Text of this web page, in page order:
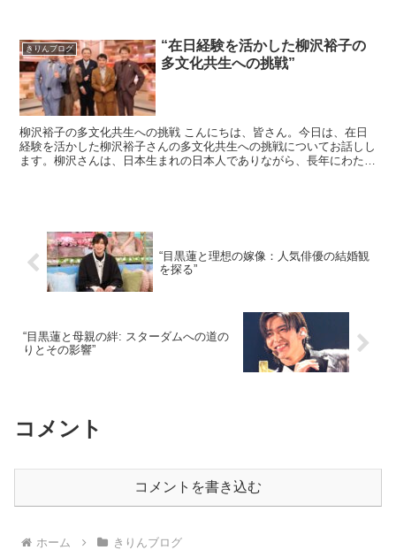
きりんブログ
“在日経験を活かした柳沢裕子の
多文化共生への挑戦”
柳沢裕子の多文化共生への挑戦 こんにちは、皆さん。今日は、在日
経験を活かした柳沢裕子さんの多文化共生への挑戦についてお話しし
ます。柳沢さんは、日本生まれの日本人でありながら、長年にわたり
“目黒蓮と理想の嫁像：人気俳優の結婚観
を探る”
“目黒蓮と母親の絆: スターダムへの道の
りとその影響”
コメント
コメントを書き込む
ホーム きりんブログ